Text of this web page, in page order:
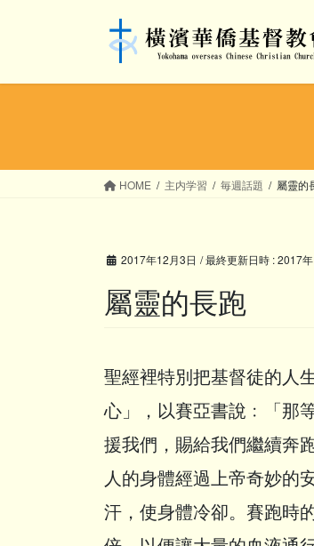
HOME 主内学習 毎週話題 屬靈的
2017年12月3日 / 最終更新日時 :2017
屬靈的長跑
聖經裡特別把基督徒的人
心」，以賽亞書說﹕「那
援我們，賜給我們繼續奔
人的身體經過上帝奇妙的
汗，使身體冷卻。賽跑時